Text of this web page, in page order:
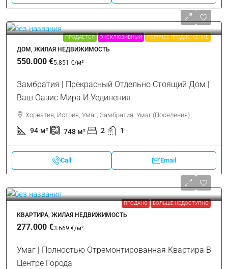
ПРОДАЕТСЯ ЭКСКЛЮЗИВНЫЙ ГОРЯЧЕЕ ПРЕДЛОЖЕНИЕ
ДОМ, ЖИЛАЯ НЕДВИЖИМОСТЬ
550.000 €5.851 €/м²
Замбратия | Прекрасный Отдельно Стоящий Дом |
Ваш Оазис Мира И Уединения
Хорватия, Истрия, Умаг, Замбратия, Умаг (Поселения)
94 м² 748 м² 2 1
Call Email
ПРОДАНО БОЛЬШЕ НЕДОСТУПНО
КВАРТИРА, ЖИЛАЯ НЕДВИЖИМОСТЬ
277.000 €3.669 €/м²
Умаг | Полностью Отремонтированная Квартира В
Центре Города